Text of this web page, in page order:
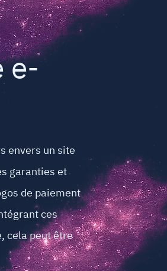
e-
envers un site
garanties et
de paiement
ces
cela peut être